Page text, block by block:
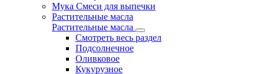
Мука Смеси для выпечки
Растительные масла
Растительные масла
Смотреть весь раздел
Подсолнечное
Оливковое
Кукурузное